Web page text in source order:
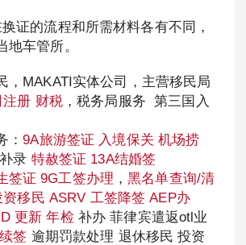
证的流程和所需材料各有不同，
地车管所。
，MAKATI实体公司，主营移民局
注册 财税，税务局服务 第三国入
：9A旅游签证 入境保关 机场捞
录 特赦签证 13A结婚签
签证 9G工签办理 ，黑名单查询/清
资移民 ASRV 工签降签 AEP办
更新 年检 补办 菲律宾遣返otl业
签 逾期罚款处理 退休移民 投资